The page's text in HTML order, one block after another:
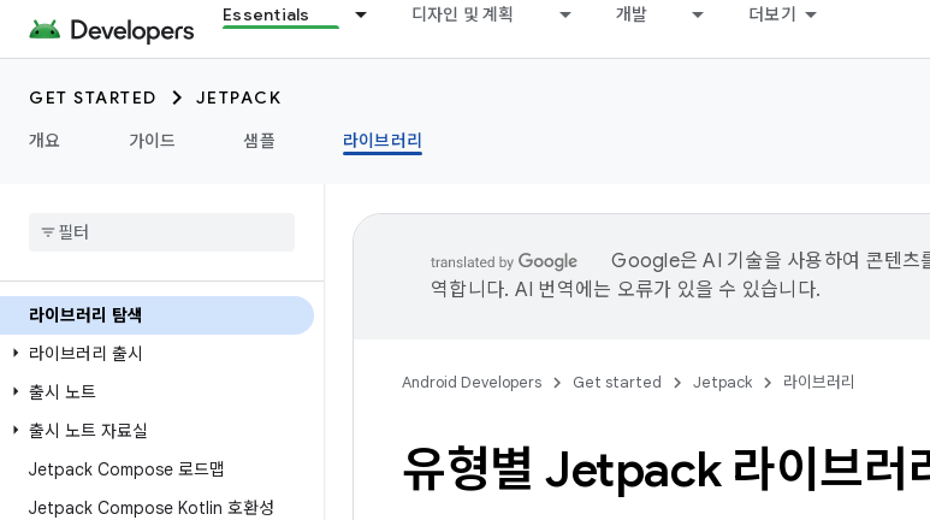
Essentials 디자인 및 계획 개발 더보기
GET STARTED
JETPACK
개요
가이드 샘플 라이브러리
라이브러리 탐색
라이브러리 출시
출시 노트
출시 노트 자료실
Jetpack Compose 로드맵
Jetpack Compose Kotlin 호환성
Google은 AI 기술을 사용하여 콘텐츠
역합니다. AI 번역에는 오류가 있을 수 있습니다.
Android Developers Get started Jetpack 라이브러리
유형별 Jetpack 라이브러